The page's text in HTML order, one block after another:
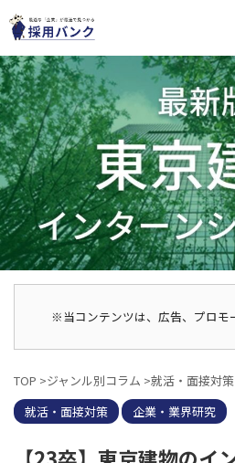
※当コンテンツは、広告、プロモ
TOP >ジャンル別コラム >就活・面接対策
就活・面接対策
企業・業界研究